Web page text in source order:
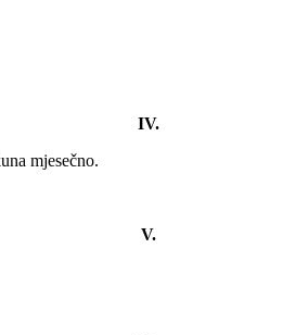
IV.
mjesečno.
V.